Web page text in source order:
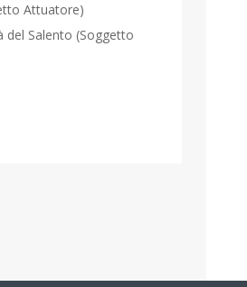
Attuatore)
del Salento (Soggetto